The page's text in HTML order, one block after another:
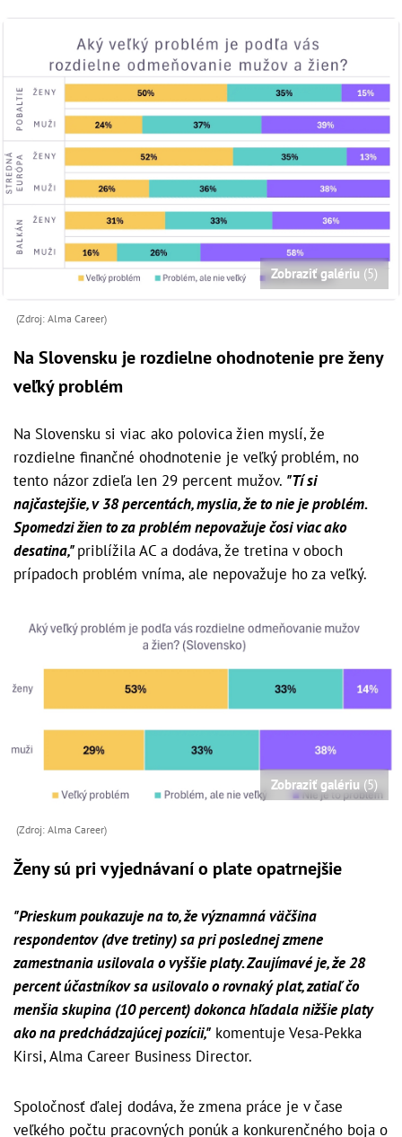
Zobraziť galériu (5)
(Zdroj: Alma Career)
Na Slovensku je rozdielne ohodnotenie pre ženy
veľký problém
Na Slovensku si viac ako polovica žien myslí, že
rozdielne finančné ohodnotenie je veľký problém, no
tento názor zdieľa len 29 percent mužov. "Tí si
najčastejšie, v 38 percentách, myslia, že to nie je problém.
Spomedzi žien to za problém nepovažuje čosi viac ako
desatina,"priblížila AC a dodáva, že tretina v oboch
prípadoch problém vníma, ale nepovažuje ho za veľký.
Zobraziť galériu (5)
(Zdroj: Alma Career)
Ženy sú pri vyjednávaní o plate opatrnejšie
"Prieskum poukazuje na to, že významná väčšina
respondentov (dve tretiny) sa pri poslednej zmene
zamestnania usilovala o vyššie platy. Zaujímavé je, že 28
percent účastníkov sa usilovalo o rovnaký plat, zatiaľ čo
menšia skupina (10 percent) dokonca hľadala nižšie platy
ako na predchádzajúcej pozícii," komentuje Vesa-Pekka
Kirsi, Alma Career Business Director.
Spoločnosť ďalej dodáva, že zmena práce je v čase
veľkého počtu pracovných ponúk a konkurenčného boja o